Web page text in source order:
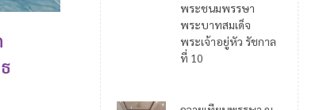
พระชนมพรรษา
พระบาทสมเด็จ
พระเจ้าอยู่หัว รัชกาล
ที่ 10